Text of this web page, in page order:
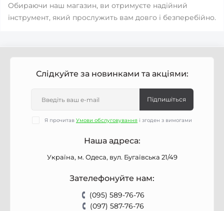
Обираючи наш магазин, ви отримуєте надійний
інструмент, який прослужить вам довго і безперебійно.
Слідкуйте за новинками та акціями:
Підпишіться
Я прочитав Умови обслуговування і згоден з вимогами
Наша адреса:
Україна, м. Одеса, вул. Бугаївська 21/49
Зателефонуйте нам:
(095) 589-76-76
(097) 587-76-76